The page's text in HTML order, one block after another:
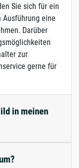
Sie sich für ein
Ausführung eine
Darüber
zur
gerne für
in meinen